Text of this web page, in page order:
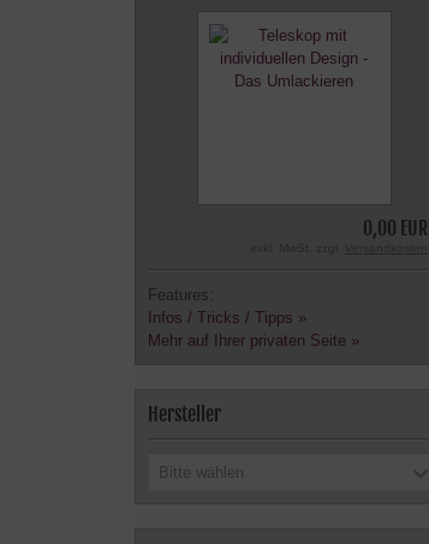
0,00 EUR
exkl. MwSt. zzgl.
Features:
Infos / Tricks / Tipps »
Mehr auf Ihrer privaten Seite »
Hersteller
Bitte wählen